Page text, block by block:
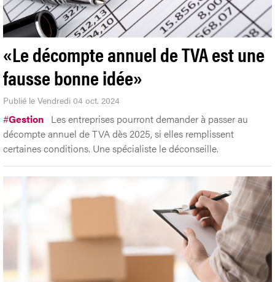
«Le décompte annuel de TVA est une
fausse bonne idée»
Publié le Vendredi 04 oct. 2024
#Gestion Les entreprises pourront demander à passer au
décompte annuel de TVA dès 2025, si elles remplissent
certaines conditions. Une spécialiste le déconseille.